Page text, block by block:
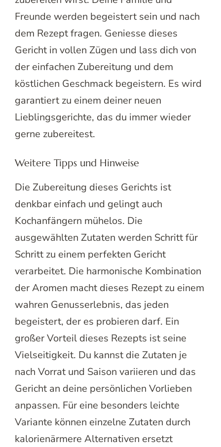
Freunde werden begeistert sein und nach
dem Rezept fragen. Geniesse dieses
Gericht in vollen Zügen und lass dich von
der einfachen Zubereitung und dem
köstlichen Geschmack begeistern. Es wird
garantiert zu einem deiner neuen
Lieblingsgerichte, das du immer wieder
gerne zubereitest.
Weitere Tipps und Hinweise
Die Zubereitung dieses Gerichts ist
denkbar einfach und gelingt auch
Kochanfängern mühelos. Die
ausgewählten Zutaten werden Schritt für
Schritt zu einem perfekten Gericht
verarbeitet. Die harmonische Kombination
der Aromen macht dieses Rezept zu einem
wahren Genusserlebnis, das jeden
begeistert, der es probieren darf. Ein
großer Vorteil dieses Rezepts ist seine
Vielseitigkeit. Du kannst die Zutaten je
nach Vorrat und Saison variieren und das
Gericht an deine persönlichen Vorlieben
anpassen. Für eine besonders leichte
Variante können einzelne Zutaten durch
kalorienärmere Alternativen ersetzt